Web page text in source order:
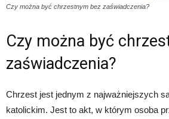
Czy można być chrzestnym bez zaświadczenia?
Czy można być
zaświadczenia?
Chrzest jest jednym z najważniejszych
katolickim. Jest to akt, w którym osoba